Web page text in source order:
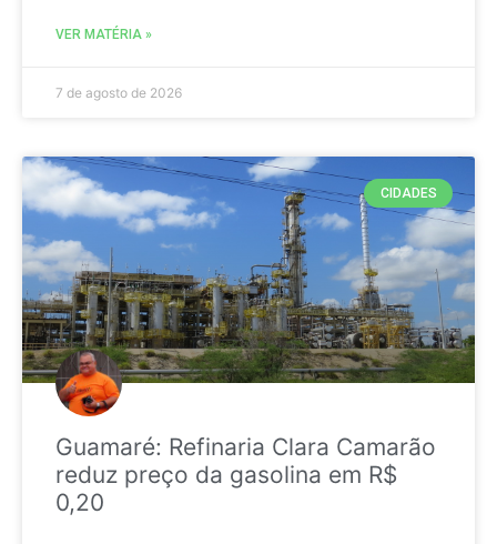
VER MATÉRIA »
7 de agosto de 2026
CIDADES
Guamaré: Refinaria Clara Camarão
reduz preço da gasolina em R$
0,20